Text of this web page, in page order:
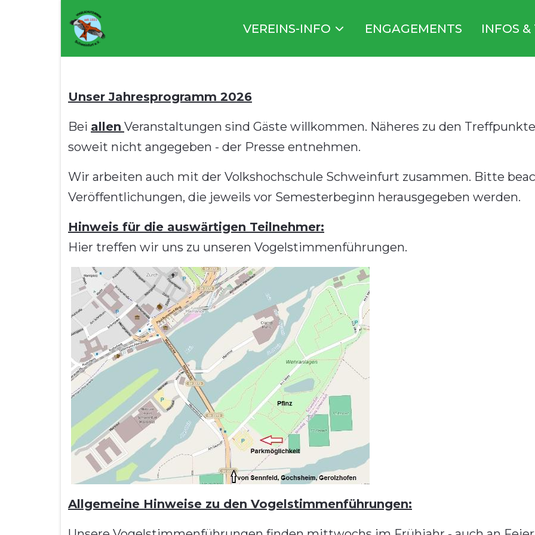
VEREINS-INFO ENGAGEMENTS INFOS &
Unser Jahresprogramm 2026
Bei allen Veranstaltungen sind Gäste willkommen. Näheres zu den
soweit nicht angegeben - der Presse entnehmen.
Wir arbeiten auch mit der Volkshochschule Schweinfurt zusammen. Bitte
Veröffentlichungen, die jeweils vor Semesterbeginn herausgegeben werden.
Hinweis für die auswärtigen Teilnehmer:
Hier treffen wir uns zu unseren Vogelstimmenführungen.
Allgemeine Hinweise zu den Vogelstimmenführungen: